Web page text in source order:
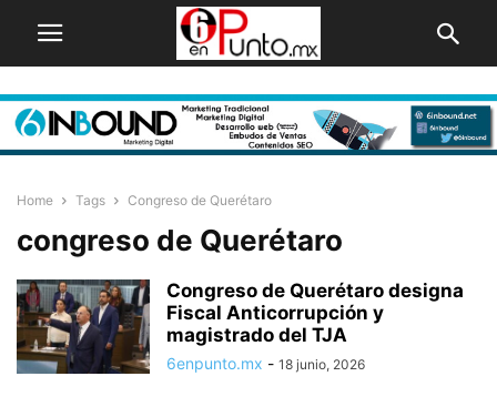
Home Tags Congreso de Querétaro
congreso de Querétaro
Congreso de Querétaro designa
Fiscal Anticorrupción y
magistrado del TJA
6enpunto.mx - 18 junio, 2026